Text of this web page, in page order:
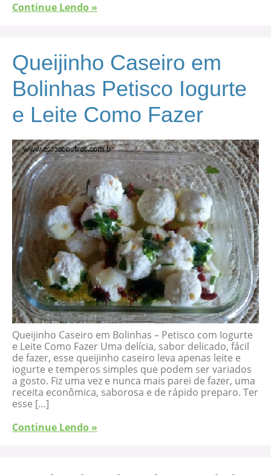
Continue Lendo »
Queijinho Caseiro em
Bolinhas Petisco Iogurte
e Leite Como Fazer
Queijinho Caseiro em Bolinhas – Petisco com Iogurte
e Leite Como Fazer Uma delícia, sabor delicado, fácil
de fazer, esse queijinho caseiro leva apenas leite e
iogurte e temperos simples que podem ser variados
a gosto. Fiz uma vez e nunca mais parei de fazer, uma
receita econômica, saborosa e de rápido preparo. Ter
esse […]
Continue Lendo »